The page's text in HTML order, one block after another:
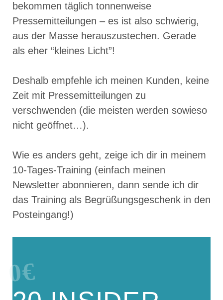
bekommen täglich tonnenweise
Pressemitteilungen – es ist also schwierig,
aus der Masse herauszustechen. Gerade
als eher “kleines Licht”!
Deshalb empfehle ich meinen Kunden, keine
Zeit mit Pressemitteilungen zu
verschwenden (die meisten werden sowieso
nicht geöffnet…).
Wie es anders geht, zeige ich dir in meinem
10-Tages-Training (einfach meinen
Newsletter abonnieren, dann sende ich dir
das Training als Begrüßungsgeschenk in den
Posteingang!)
0€